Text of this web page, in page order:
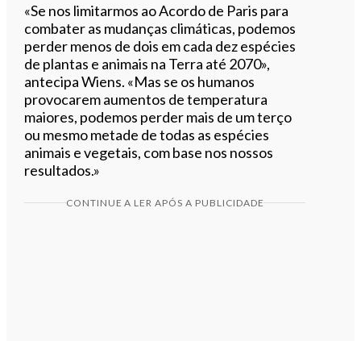
«Se nos limitarmos ao Acordo de Paris para
combater as mudanças climáticas, podemos
perder menos de dois em cada dez espécies
de plantas e animais na Terra até 2070»,
antecipa Wiens. «Mas se os humanos
provocarem aumentos de temperatura
maiores, podemos perder mais de um terço
ou mesmo metade de todas as espécies
animais e vegetais, com base nos nossos
resultados.»
CONTINUE A LER APÓS A PUBLICIDADE